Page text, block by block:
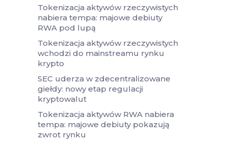
Tokenizacja aktywów rzeczywistych
nabiera tempa: majowe debiuty
RWA pod lupą
Tokenizacja aktywów rzeczywistych
wchodzi do mainstreamu rynku
krypto
SEC uderza w zdecentralizowane
giełdy: nowy etap regulacji
kryptowalut
Tokenizacja aktywów RWA nabiera
tempa: majowe debiuty pokazują
zwrot rynku